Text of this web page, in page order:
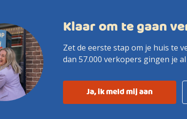
Klaar om te gaan
Zet de eerste stap om je huis te
dan 57.000 verkopers gingen je
Ja, ik meld mij aan